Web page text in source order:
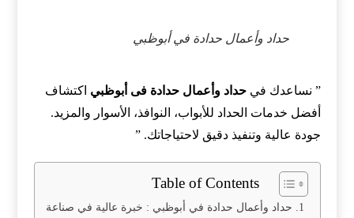
حداد وأعمال حدادة في أبوظبي
” نساعدك فيحداد وأعمال حدادة فى أبوظبي اكتشاف
أفضل خدمات الحداد للأبواب، النوافذ، الأسوار والمزيد.
جودة عالية وتنفيذ دقيق لاحتياجاتك. ”
Table of Contents
حداد وأعمال حدادة في أبوظبي : خبرة عالية في صناعة